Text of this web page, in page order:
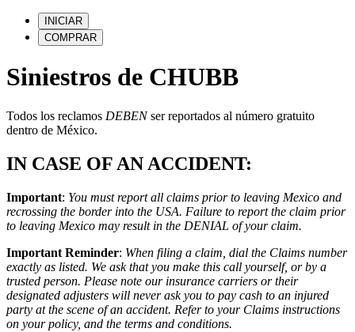
INICIAR
COMPRAR
Siniestros de CHUBB
Todos los reclamos DEBENser reportados al número gratuito
dentro de México.
IN CASE OF AN ACCIDENT:
Important: You must report all claims prior to leaving Mexico and
recrossing the border into the USA. Failure to report the claim prior
to leaving Mexico may result in the DENIAL of your claim.
Important Reminder: When filing a claim, dial the Claims number
exactly as listed. We ask that you make this call yourself, or by a
trusted person. Please note our insurance carriers or their
designated adjusters will never ask you to pay cash to an injured
party at the scene of an accident. Refer to your Claims instructions
on your policy, and the terms and conditions.